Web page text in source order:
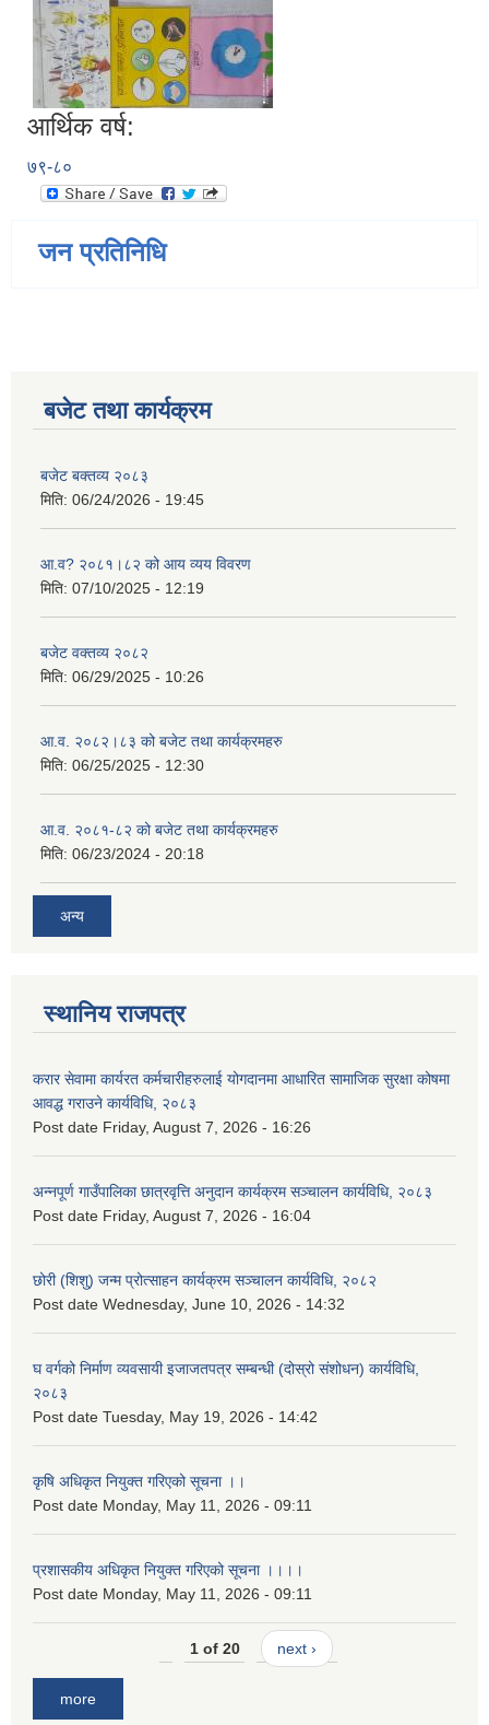
आर्थिक वर्ष:
७९-८०
जन प्रतिनिधि
बजेट तथा कार्यक्रम
बजेट बक्तव्य २०८३
मिति: 06/24/2026 - 19:45
आ.व? २०८१।८२ को आय व्यय विवरण
मिति: 07/10/2025 - 12:19
बजेट वक्तव्य २०८२
मिति: 06/29/2025 - 10:26
आ.व. २०८२।८३ को बजेट तथा कार्यक्रमहरु
मिति: 06/25/2025 - 12:30
आ.व. २०८१-८२ को बजेट तथा कार्यक्रमहरु
मिति: 06/23/2024 - 20:18
अन्य
स्थानिय राजपत्र
करार सेवामा कार्यरत कर्मचारीहरुलाई योगदानमा आधारित सामाजिक सुरक्षा कोषमा
आवद्ध गराउने कार्यविधि, २०८३
Post date Friday, August 7, 2026 - 16:26
अन्नपूर्ण गाउँपालिका छात्रवृत्ति अनुदान कार्यक्रम सञ्चालन कार्यविधि, २०८३
Post date Friday, August 7, 2026 - 16:04
छोरी (शिशु) जन्म प्रोत्साहन कार्यक्रम सञ्चालन कार्यविधि, २०८२
Post date Wednesday, June 10, 2026 - 14:32
घ वर्गको निर्माण व्यवसायी इजाजतपत्र सम्बन्धी (दोस्रो संशोधन) कार्यविधि,
२०८३
Post date Tuesday, May 19, 2026 - 14:42
कृषि अधिकृत नियुक्त गरिएको सूचना ।।
Post date Monday, May 11, 2026 - 09:11
प्रशासकीय अधिकृत नियुक्त गरिएको सूचना ।।।।
Post date Monday, May 11, 2026 - 09:11
1 of 20 next ›
more